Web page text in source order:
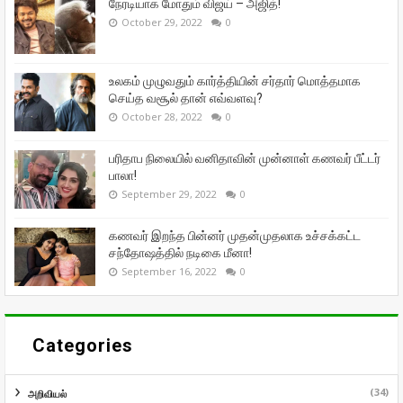
நேரடியாக மோதும் விஜய் – அஜித்!
October 29, 2022 0
உலகம் முழுவதும் கார்த்தியின் சர்தார் மொத்தமாக
செய்த வசூல் தான் எவ்வளவு?
October 28, 2022 0
பரிதாப நிலையில் வனிதாவின் முன்னாள் கணவர் பீட்டர்
பாலா!
September 29, 2022 0
கணவர் இறந்த பின்னர் முதன்முதலாக உச்சக்கட்ட
சந்தோஷத்தில் நடிகை மீனா!
September 16, 2022 0
Categories
அறிவியல் (34)